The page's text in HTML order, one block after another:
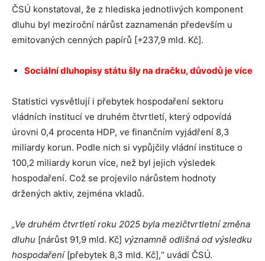
ČSÚ konstatoval, že z hlediska jednotlivých komponent
dluhu byl meziroční nárůst zaznamenán především u
emitovaných cenných papírů [+237,9 mld. Kč].
Sociální dluhopisy státu šly na dračku, důvodů je více
Statistici vysvětlují i přebytek hospodaření sektoru
vládních institucí ve druhém čtvrtletí, který odpovídá
úrovni 0,4 procenta HDP, ve finančním vyjádření 8,3
miliardy korun. Podle nich si vypůjčily vládní instituce o
100,2 miliardy korun více, než byl jejich výsledek
hospodaření. Což se projevilo nárůstem hodnoty
držených aktiv, zejména vkladů.
„Ve druhém čtvrtletí roku 2025 byla mezičtvrtletní změna
dluhu [nárůst 91,9 mld. Kč] významně odlišná od výsledku
hospodaření [přebytek 8,3 mld. Kč],“ uvádí ČSÚ.